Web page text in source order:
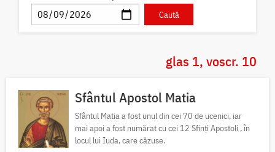
glas 1, voscr. 10
Sfântul Apostol Matia
Sfântul Matia a fost unul din cei 70 de ucenici, iar
mai apoi a fost numărat cu cei 12 Sfinți Apostoli , în
locul lui Iuda, care căzuse.